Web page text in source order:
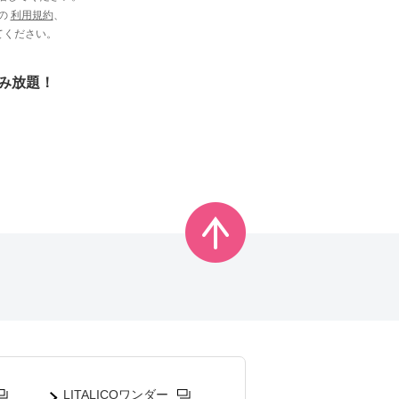
利用規約、
ださい。
放題！
LITALICOワンダー